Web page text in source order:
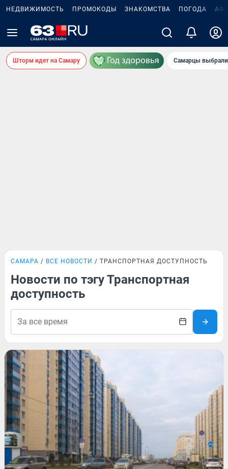
НЕДВИЖИМОСТЬ ПРОМОКОДЫ ЗНАКОМСТВА ПОГОДА
Шторм идет на Самару Самарцы
САМАРА ВСЕ НОВОСТИ ТРАНСПОРТНАЯ ДОСТУПНОСТЬ
Новости по тэгу Транспортная
доступность